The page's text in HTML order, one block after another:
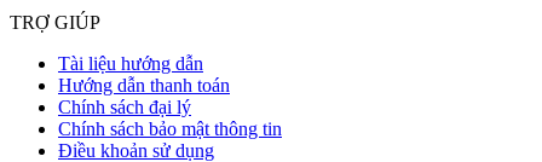
TRỢ GIÚP
Tài liệu hướng dẫn
Hướng dẫn thanh toán
Chính sách đại lý
Chính sách bảo mật thông tin
Điều khoản sử dụng